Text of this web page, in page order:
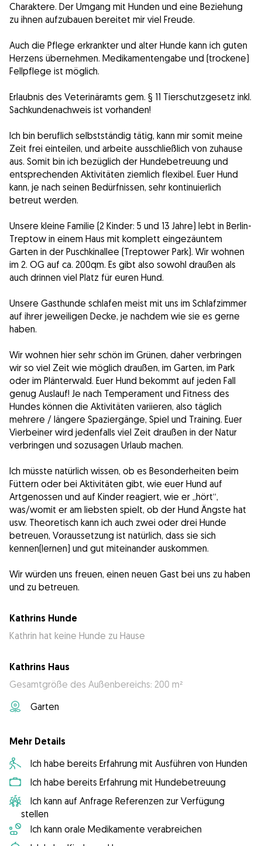
Charaktere. Der Umgang mit Hunden und eine Beziehung
zu ihnen aufzubauen bereitet mir viel Freude.
Auch die Pflege erkrankter und alter Hunde kann ich guten
Herzens übernehmen. Medikamentengabe und (trockene)
Fellpflege ist möglich.
Erlaubnis des Veterinäramts gem. § 11 Tierschutzgesetz inkl.
Sachkundenachweis ist vorhanden!
Ich bin beruflich selbstständig tätig, kann mir somit meine
Zeit frei einteilen, und arbeite ausschließlich von zuhause
aus. Somit bin ich bezüglich der Hundebetreuung und
entsprechenden Aktivitäten ziemlich flexibel. Euer Hund
kann, je nach seinen Bedürfnissen, sehr kontinuierlich
betreut werden.
Unsere kleine Familie (2 Kinder: 5 und 13 Jahre) lebt in Berlin-
Treptow in einem Haus mit komplett eingezäuntem
Garten in der Puschkinallee (Treptower Park). Wir wohnen
im 2. OG auf ca. 200qm. Es gibt also sowohl draußen als
auch drinnen viel Platz für euren Hund.
Unsere Gasthunde schlafen meist mit uns im Schlafzimmer
auf ihrer jeweiligen Decke, je nachdem wie sie es gerne
haben.
Wir wohnen hier sehr schön im Grünen, daher verbringen
wir so viel Zeit wie möglich draußen, im Garten, im Park
oder im Plänterwald. Euer Hund bekommt auf jeden Fall
genug Auslauf! Je nach Temperament und Fitness des
Hundes können die Aktivitäten variieren, also täglich
mehrere / längere Spaziergänge, Spiel und Training. Euer
Vierbeiner wird jedenfalls viel Zeit draußen in der Natur
verbringen und sozusagen Urlaub machen.
Ich müsste natürlich wissen, ob es Besonderheiten beim
Füttern oder bei Aktivitäten gibt, wie euer Hund auf
Artgenossen und auf Kinder reagiert, wie er „hört“,
was/womit er am liebsten spielt, ob der Hund Ängste hat
usw. Theoretisch kann ich auch zwei oder drei Hunde
betreuen, Voraussetzung ist natürlich, dass sie sich
kennen(lernen) und gut miteinander auskommen.
Wir würden uns freuen, einen neuen Gast bei uns zu haben
und zu betreuen.
Kathrins Hunde
Kathrin hat keine Hunde zu Hause
Kathrins Haus
Gesamtgröße des Außenbereichs: 200 m²
Garten
Mehr Details
Ich habe bereits Erfahrung mit Ausführen von Hunden
Ich habe bereits Erfahrung mit Hundebetreuung
Ich kann auf Anfrage Referenzen zur Verfügung
stellen
Ich kann orale Medikamente verabreichen